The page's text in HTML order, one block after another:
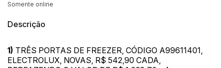
Somente online
Descrição
1) TRÊS PORTAS DE FREEZER, CÓDIGO A99611401,
ELECTROLUX, NOVAS, R$ 542,90 CADA,